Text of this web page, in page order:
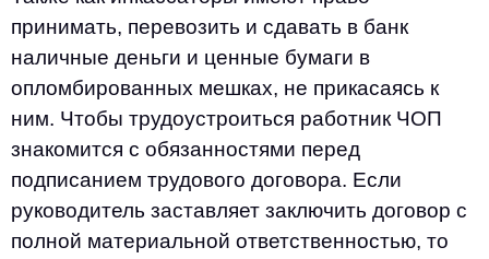
принимать, перевозить и сдавать в банк
наличные деньги и ценные бумаги в
опломбированных мешках, не прикасаясь к
ним. Чтобы трудоустроиться работник ЧОП
знакомится с обязанностями перед
подписанием трудового договора. Если
руководитель заставляет заключить договор с
полной материальной ответственностью, то